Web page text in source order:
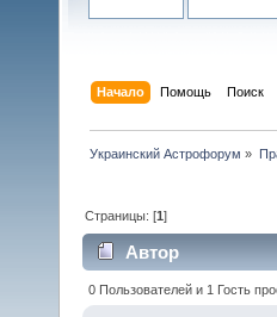
Начало Помощь Поиск
Украинский Астрофорум »
Страницы: [1]
Автор
(Прочитано 2974
0 Пользователей и 1 Гость